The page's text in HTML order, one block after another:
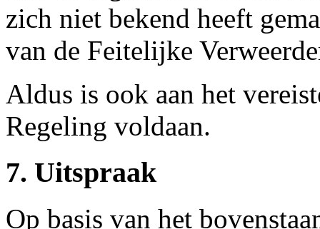
zich niet bekend heeft
van de Feitelijke
Aldus is ook aan het
Regeling voldaan.
7. Uitspraak
Op basis van het